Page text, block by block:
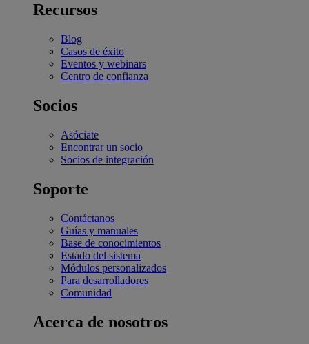
Recursos
Blog
Casos de éxito
Eventos y webinars
Centro de confianza
Socios
Asóciate
Encontrar un socio
Socios de integración
Soporte
Contáctanos
Guías y manuales
Base de conocimientos
Estado del sistema
Módulos personalizados
Para desarrolladores
Comunidad
Acerca de nosotros